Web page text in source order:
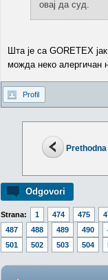
Odgovori
Strana: 1 474 475
487
488 489 490
501
502 503 504
овај да суд.
Шта је са GORETEX
можда неко алергичан
Profil